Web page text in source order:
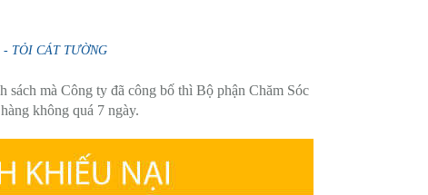
- TỎI CÁT TƯỜNG
mà Công ty đã công bố thì Bộ phận Chăm Sóc
không quá 7 ngày.